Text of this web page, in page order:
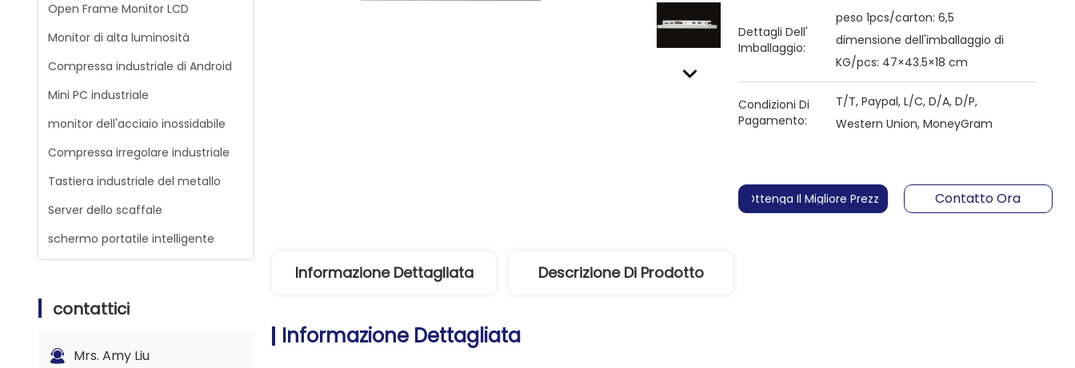
Open Frame Monitor LCD
Monitor di alta luminosità
Compressa industriale di Android
Mini PC industriale
monitor dell'acciaio inossidabile
Compressa irregolare industriale
Tastiera industriale del metallo
Server dello scaffale
schermo portatile intelligente
contattici
Mrs. Amy Liu
Dettagli Dell'
Imballaggio:
peso 1pcs/carton: 6,5
dimensione dell'imballaggio di
KG/pcs: 47×43.5×18 cm
Condizioni Di
Pagamento:
T/T, Paypal, L/C, D/A, D/P,
Western Union, MoneyGram
Ottenga Il Migliore Prezzo Contatto Ora
Informazione Dettagliata Descrizione Di Prodotto
Informazione Dettagliata